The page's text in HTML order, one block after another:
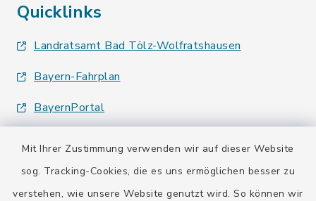
Mit Ihrer Zustimmung verwenden wir auf dieser Website
sog. Tracking-Cookies, die es uns ermöglichen besser zu
verstehen, wie unsere Website genutzt wird. So können wir
Quicklinks
Landratsamt Bad Tölz-Wolfratshausen
Bayern-Fahrplan
BayernPortal